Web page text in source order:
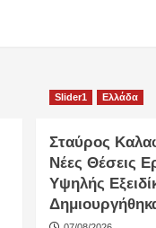
Slider1 Ελλάδα
Σταύρος
Νέες Θέσεις
Υψηλής